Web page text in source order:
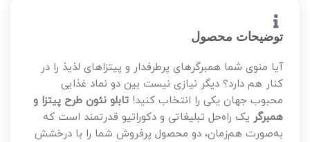
توضیحات محصول
آیا منوی شما همبرگرهای پرطرفدار و پیتزاهای لذیذ را در
کنار هم دارد؟ دیگر نیازی نیست بین دو نماد غذایی
محبوب جهان یکی را انتخاب کنید! تابلو نئون طرح پیتزا و
همبرگر یک راه‌حل تبلیغاتی و دکوراتیو قدرتمند است که
به‌صورت هم‌زمان، دو محصول پرفروش شما را با درخشش